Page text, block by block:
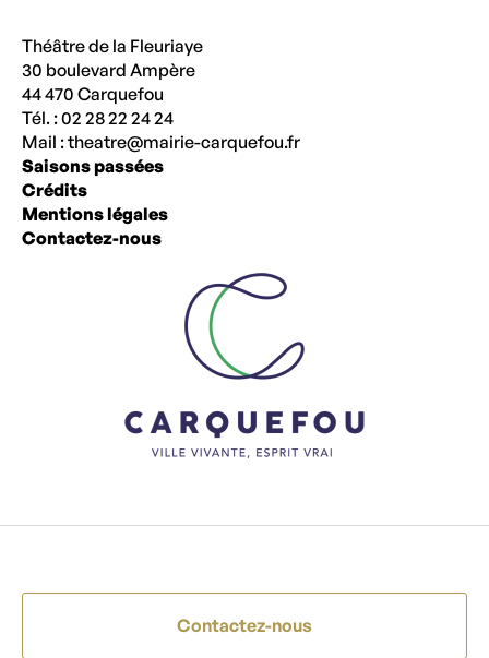
Théâtre de la Fleuriaye
30 boulevard Ampère
44 470 Carquefou
Tél. : 02 28 22 24 24
Mail :theatre@mairie-carquefou.fr
Saisons passées
Crédits
Mentions légales
Contactez-nous
Contactez-nous